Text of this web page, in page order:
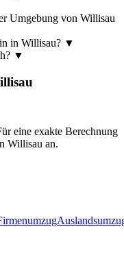
Umgebung von Willisau
in Willisau? ▼
▼
eine exakte Berechnung
Willisau an.